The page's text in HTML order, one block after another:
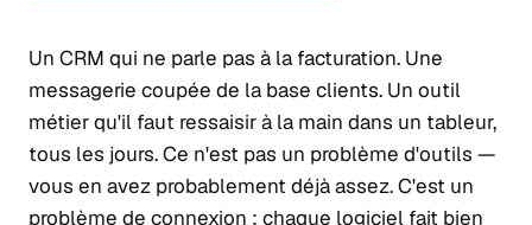
Un CRM qui ne parle pas à la facturation. Une
messagerie coupée de la base clients. Un outil
métier qu'il faut ressaisir à la main dans un tableur,
tous les jours. Ce n'est pas un problème d'outils —
vous en avez probablement déjà assez. C'est un
problème de connexion : chaque logiciel fait bien